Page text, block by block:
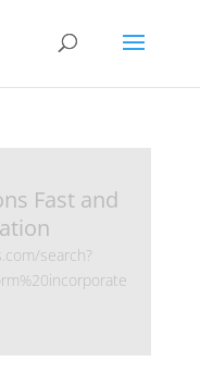
Fast and
search?